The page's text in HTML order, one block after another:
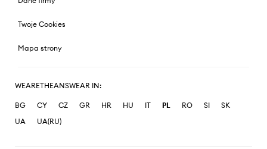
Twoje Cookies
Mapa strony
WEARETHEANSWEAR IN:
BG CY CZ GR HR HU IT PL RO SI
SK
UA
UA(RU)